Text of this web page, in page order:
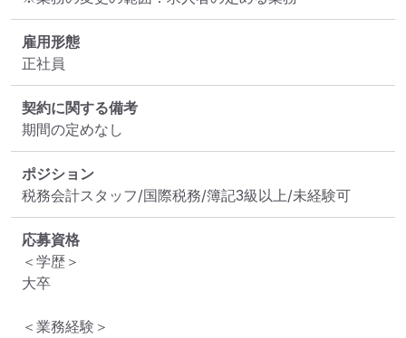
雇用形態
正社員
契約に関する備考
期間の定めなし
ポジション
税務会計スタッフ/国際税務/簿記3級以上/未経験可
応募資格
＜学歴＞
大卒
＜業務経験＞